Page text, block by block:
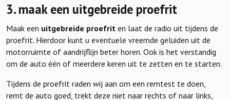
3. maak een uitgebreide proefrit
Maak een uitgebreide proefrit en laat de radio uit tijdens de
proefrit. Hierdoor kunt u eventuele vreemde geluiden uit de
motorruimte of aandrijflijn beter horen. Ook is het verstandig
om de auto één of meerdere keren uit te zetten en te starten.
Tijdens de proefrit raden wij aan om een remtest te doen,
remt de auto goed, trekt deze niet naar rechts of naar links,